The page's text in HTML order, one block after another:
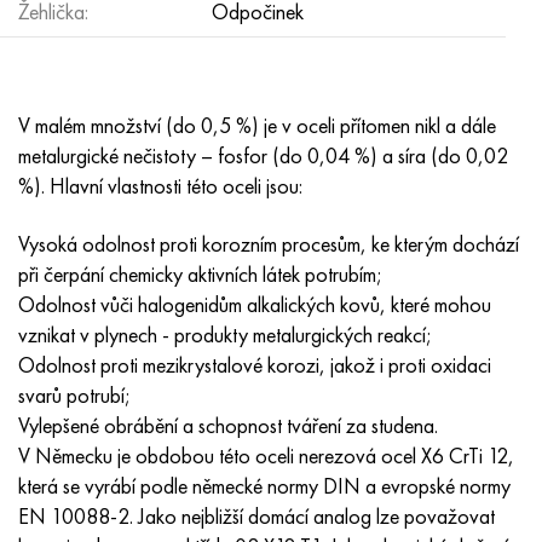
Žehlička:
Odpočinek
V malém množství (do 0,5 %) je v oceli přítomen nikl a dále
metalurgické nečistoty – fosfor (do 0,04 %) a síra (do 0,02
%). Hlavní vlastnosti této oceli jsou:
Vysoká odolnost proti korozním procesům, ke kterým dochází
při čerpání chemicky aktivních látek potrubím;
Odolnost vůči halogenidům alkalických kovů, které mohou
vznikat v plynech - produkty metalurgických reakcí;
Odolnost proti mezikrystalové korozi, jakož i proti oxidaci
svarů potrubí;
Vylepšené obrábění a schopnost tváření za studena.
V Německu je obdobou této oceli nerezová ocel X6 CrTi 12,
která se vyrábí podle německé normy DIN a evropské normy
EN 10088-2. Jako nejbližší domácí analog lze považovat
Inotherm
Jette M152
Kobalt 6B
maraging 250
René 41
Maraging 300
Maraging 350
MP35N
47ND
49 KF
49K2F, 49K2FA-VI
Slitina 50N
Slitina 50NP
50 NHS
Slitina 52N
52K12F
HN62VMYUT
HN63 MB
XN65VM
KhN65VMTYu
KhN67MVTYu
KhN68VKTYU
KhN68VMTYUK-vd
KhN70VMTYu
VT-35
PT-3V
PT-7M
2B
SPT-2 sv
AT3
3M
TL3
1.4466 - AISI 310MoLn
15-7Ph® - 1,4532
PH 13-8 Po - 1,4534
1,4542 - 17-4Ph®
Custom 455® - 1.4543 - uns s45500
1,4545 - 15-5Ph®
1,4548 - 17-4Ph®
1,4550 - AISI 347
10X17H13M3T
11X11N2V2MF
12Х18Н9Т
13X11N2V2MF
15x11mf
15x12vnmf
15H12H2MVFAB
15X16K5N2MVFAB
2,0872, CuNi10Fe1Mn, Cw352h
CW301G, C64200
křemíkový bronz
C65500, CuAl11Fe3
C65620, CuSi3Fe2Zn3
C65100, CuSi 1,5
Cín-olověný bronz
c92200, CuSn6Zn4Pb2
Červená mosaz
C83600, CuSn5ZnPb
45G2, 45g2, AISI 1144
10g2, 10g2, AISI 1513
12X2H4A, 15NiCr13, 1,5752
AC14, 11SMnPb30
20G, 20mn5
20XH3A, AISI 4320, 20hn3a
20HM, 24CrMo5, 20hm
25KhGM, 20CrMo5, 1,7264
Р6М5, 1.3343, hs6-5-2, sw7m
R6M5F3, 1,3344, hs6-5-3
Р9М4К8,1,3207
R12F3, 1,3318, sw12
P18, 1,3355, hs18-0-1, sw18
Uhlíková ocel
У10,1.1645, C105W1
11G12, 110G13L, X120Mn12